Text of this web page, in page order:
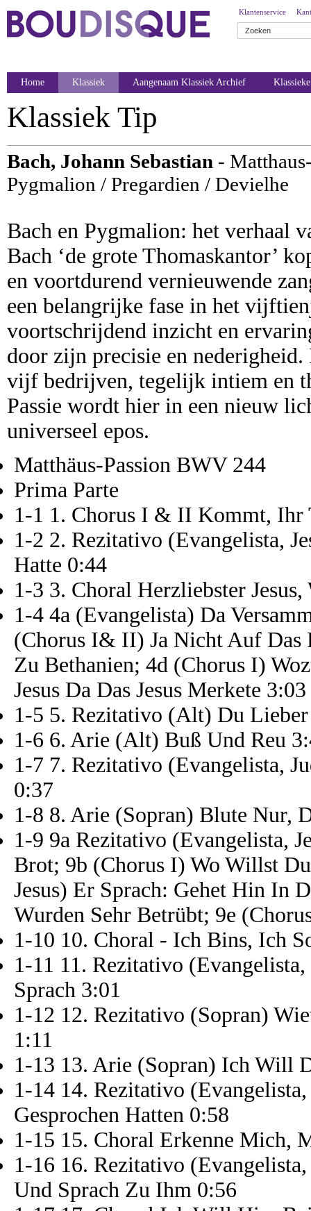
Klantenservice
Home Klassiek Aangenaam Klassiek Archief
Klassiek Tip
Bach, Johann Sebastian -
Pygmalion / Pregardien / Devielhe
Bach en Pygmalion: het verhaal
Bach ‘de grote Thomaskantor’
en voortdurend vernieuwende
een belangrijke fase in het
voortschrijdend inzicht en
door zijn precisie en
vijf bedrijven, tegelijk intiem en
Passie wordt hier in een nieuw
universeel epos.
Matthäus-Passion BWV 244
Prima Parte
1-1 1. Chorus I & II Kommt,
1-2 2. Rezitativo (Evangelista,
Hatte 0:44
1-3 3. Choral Herzliebster
1-4 4a (Evangelista) Da
(Chorus I& II) Ja Nicht Auf Das
Zu Bethanien; 4d (Chorus I)
Jesus Da Das Jesus Merkete 3:03
1-5 5. Rezitativo (Alt) Du
1-6 6. Arie (Alt) Buß Und Reu
1-7 7. Rezitativo (Evangelista,
0:37
1-8 8. Arie (Sopran) Blute Nur,
1-9 9a Rezitativo (Evangelista,
Brot; 9b (Chorus I) Wo Willst
Jesus) Er Sprach: Gehet Hin In
Wurden Sehr Betrübt; 9e
1-10 10. Choral - Ich Bins, Ich
1-11 11. Rezitativo
Sprach 3:01
1-12 12. Rezitativo (Sopran)
1:11
1-13 13. Arie (Sopran) Ich Will
1-14 14. Rezitativo
Gesprochen Hatten 0:58
1-15 15. Choral Erkenne Mich,
1-16 16. Rezitativo
Und Sprach Zu Ihm 0:56